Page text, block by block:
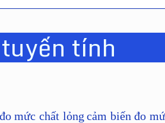
tính
mức chất lỏng cảm biến đo